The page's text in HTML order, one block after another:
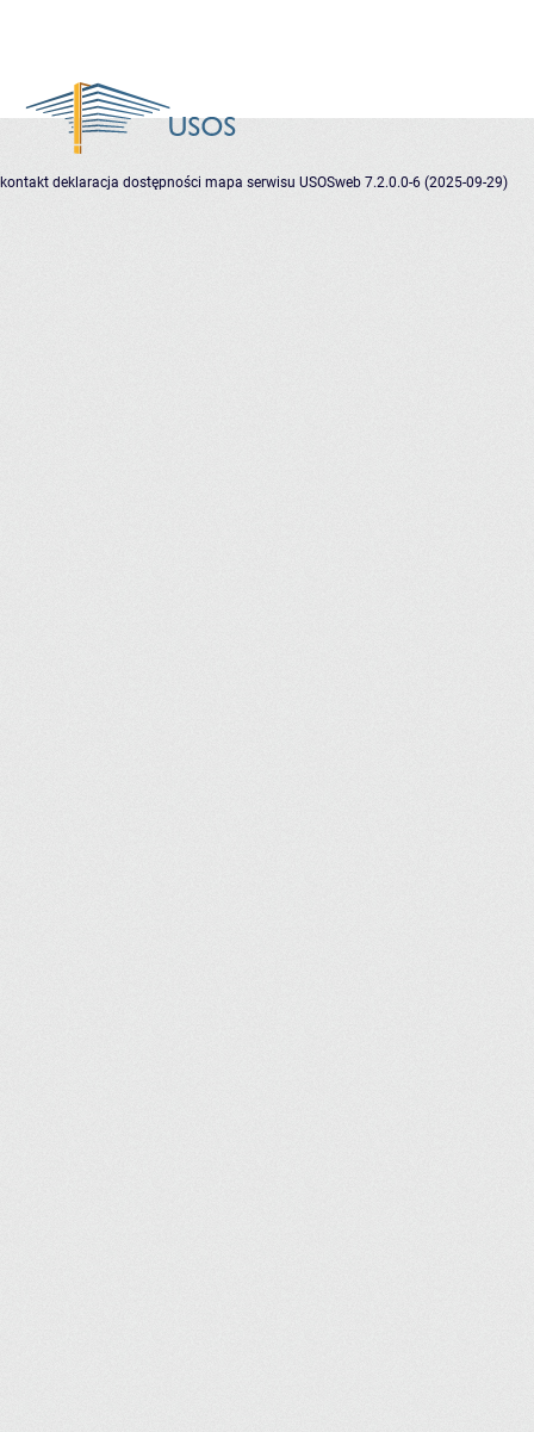
kontakt deklaracja dostępności mapa serwisu USOSweb 7.2.0.0-6 (2025-09-29)